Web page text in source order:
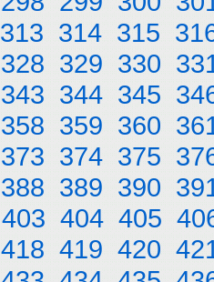
313 314 315
328 329 330
343 344 345
358 359 360
373 374 375
388 389 390
403 404 405
418 419 420